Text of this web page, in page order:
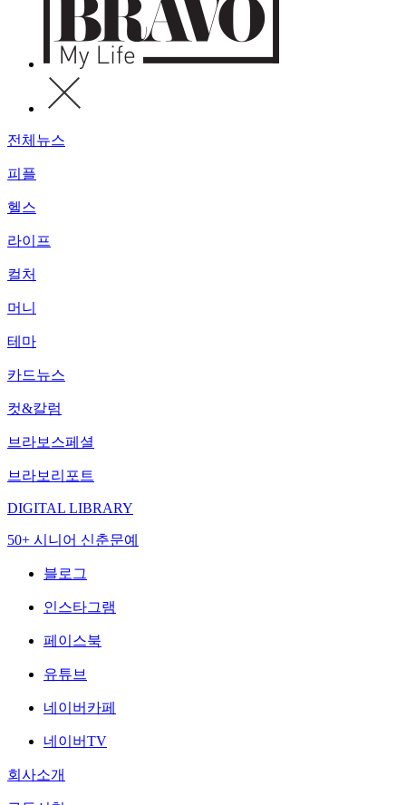
전체뉴스
피플
헬스
라이프
컬처
머니
테마
카드뉴스
컷&칼럼
브라보스페셜
브라보리포트
DIGITAL LIBRARY
50+ 시니어 신춘문예
블로그
인스타그램
페이스북
유튜브
네이버카페
네이버TV
회사소개